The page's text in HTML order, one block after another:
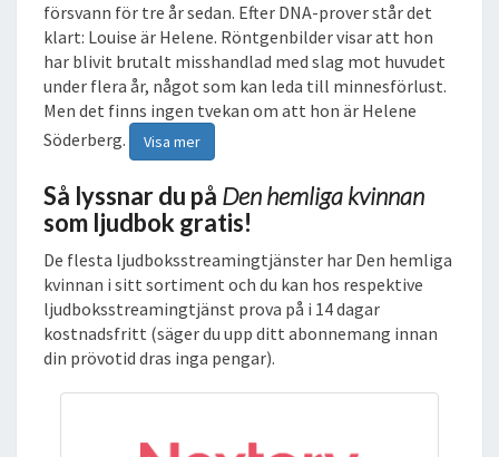
försvann för tre år sedan. Efter DNA-prover står det
klart: Louise är Helene. Röntgenbilder visar att hon
har blivit brutalt misshandlad med slag mot huvudet
under flera år, något som kan leda till minnesförlust.
Men det finns ingen tvekan om att hon är Helene
Söderberg.
Visa mer
Så lyssnar du på Den hemliga kvinnan
som ljudbok gratis!
De flesta ljudboksstreamingtjänster har Den hemliga
kvinnan i sitt sortiment och du kan hos respektive
ljudboksstreamingtjänst prova på i 14 dagar
kostnadsfritt (säger du upp ditt abonnemang innan
din prövotid dras inga pengar).